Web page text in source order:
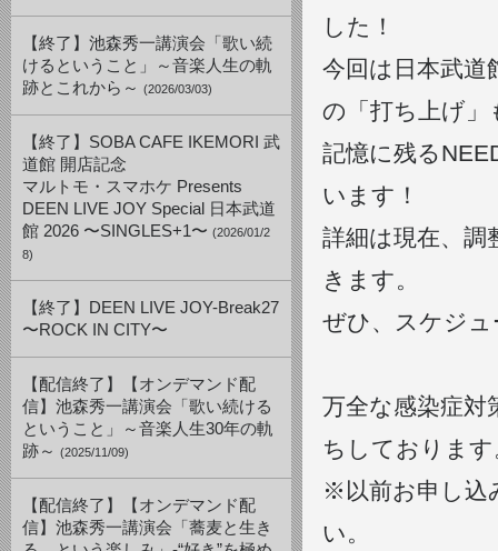
【終了】池森秀一講演会「歌い続
けるということ」～音楽人生の軌
跡とこれから～ (2026/03/03)
【終了】SOBA CAFE IKEMORI 武
道館 開店記念
マルトモ・スマホケ Presents
DEEN LIVE JOY Special 日本武道
館 2026 〜SINGLES+1〜 (2026/01/2
8)
【終了】DEEN LIVE JOY-Break27
〜ROCK IN CITY〜
【配信終了】【オンデマンド配
信】池森秀一講演会「歌い続ける
ということ」～音楽人生30年の軌
跡～ (2025/11/09)
【配信終了】【オンデマンド配
信】池森秀一講演会「蕎麦と生き
した！
今回は日本武道
の「打ち上げ」
記憶に残る
います！
詳細は現在、
きます。
ぜひ、スケジ
万全な感染症対
ちしております
※以前お申し込
い。